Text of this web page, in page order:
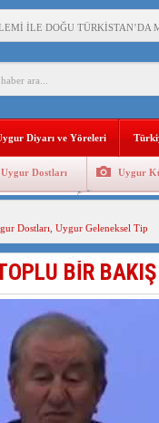
İLE DOĞU TÜRKİSTAN’DA
YAŞAYAN UYGURLARA
AĞIRALİOĞLU :
UYGULAMALARI
: ÇİN İŞGALİNDEKİ
ÖVEN DİYANET
MESAJİ : 05.07.2009
Diyarı ve Yöreleri
Uygur Dostları Uygur
Dostları Uygur Geleneksel Tip
BİR